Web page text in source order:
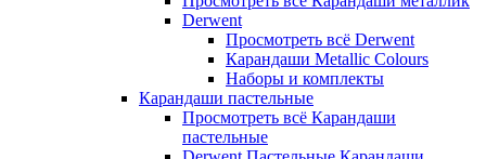
Derwent
Просмотреть всё Derwent
Карандаши Metallic Colours
Наборы и комплекты
Карандаши пастельные
Просмотреть всё Карандаши
пастельные